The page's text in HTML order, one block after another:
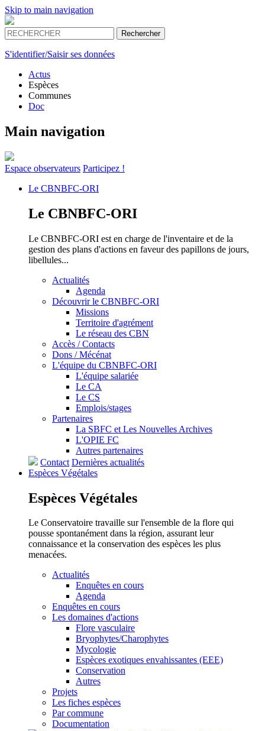
Skip to main navigation
S'identifier/Saisir ses données
Actus
Espèces
Communes
Doc
Main navigation
Espace observateurs Participez !
Le CBNBFC-ORI
Le CBNBFC-ORI
Le CBNBFC-ORI est en charge de l'inventaire et de la
gestion des plans d'actions en faveur des papillons de jours,
libellules...
Actualités
Agenda
Découvrir le CBNBFC-ORI
Missions
Territoire d'agrément
Le réseau des CBN
Accès / Contacts
Dons / Mécénat
L'équipe du CBNBFC-ORI
L'équipe salariée
Le CA
Le CS
Emplois/stages
Partenaires
La SBFC et Les Nouvelles Archives
L'OPIE FC
Autres partenaires
Contact Dernières actualités
Espèces Végétales
Espèces Végétales
Le Conservatoire travaille sur l'ensemble de la flore qui
pousse spontanément dans la région, assurant leur
connaissance et la conservation des espèces les plus
menacées.
Actualités
Enquêtes en cours
Agenda
Enquêtes en cours
Les domaines d'actions
Flore vasculaire
Bryophytes/Charophytes
Mycologie
Espèces exotiques envahissantes (EEE)
Conservation
Autres
Projets
Les fiches espèces
Par commune
Documentation